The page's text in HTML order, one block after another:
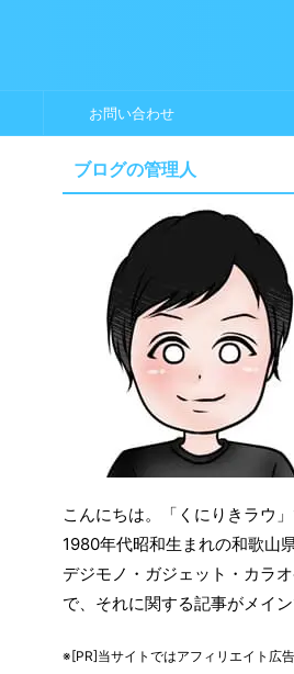
お問い合わせ
ブログの管理人
こんにちは。「くにりきラウ」
1980年代昭和生まれの和歌山県
デジモノ・ガジェット・カラ
で、それに関する記事がメイン
※[PR]当サイトではアフィリエイト広